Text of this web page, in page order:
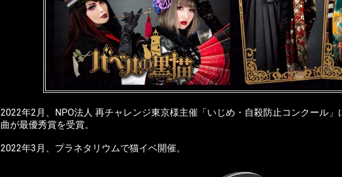
2022年2月、NPO法人 再チャレンジ東京様主催「いじめ・自殺防止コンクール
曲が最優秀賞を受賞。
2022年3月、プラネタリウムで猫イベ開催。